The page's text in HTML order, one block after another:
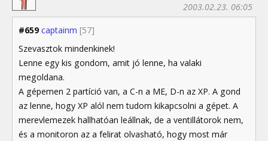
#659 captainm [57]
2003.02.23. 06:05
Szevasztok mindenkinek!
Lenne egy kis gondom, amit jó lenne, ha valaki
megoldana.
A gépemen 2 partíció van, a C-n a ME, D-n az XP. A gond
az lenne, hogy XP alól nem tudom kikapcsolni a gépet. A
merevlemezek hallhatóan leállnak, de a ventillátorok nem,
és a monitoron az a felirat olvasható, hogy most már